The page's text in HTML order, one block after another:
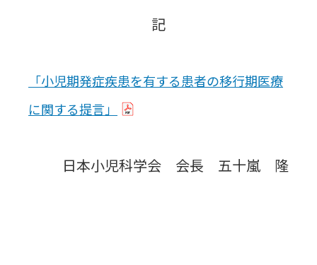
記
「小児期発症疾患を有する患者の移行期医療
に関する提言」
日本小児科学会 会長 五十嵐 隆